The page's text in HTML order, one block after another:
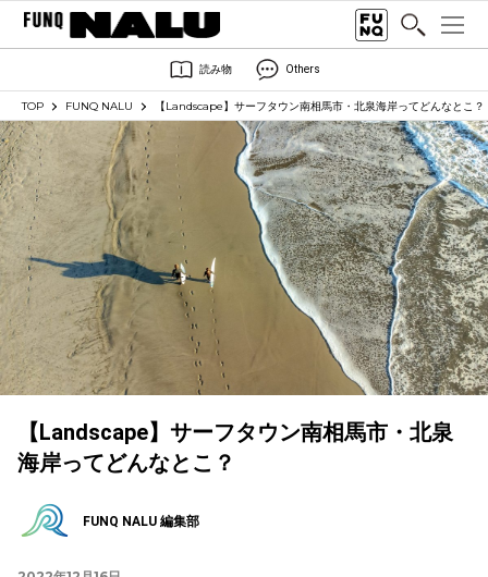
読み物 Others
TOP FUNQ NALU 【Landscape】サーフタウン南相馬市・北泉海岸ってどんなとこ？
【Landscape】サーフタウン南相馬市・北泉
海岸ってどんなとこ？
FUNQ NALU 編集部